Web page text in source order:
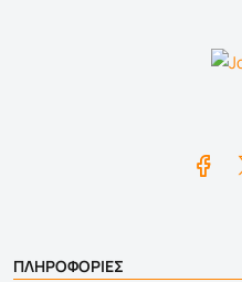
ΠΛΗΡΟΦΟΡΙΕΣ